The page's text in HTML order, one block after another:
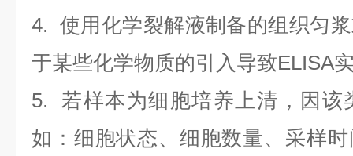
4. 使用化学裂解液制备的组织匀
于某些化学物质的引入导致ELISA
5. 若样本为细胞培养上清，因该
如：细胞状态、细胞数量、采样